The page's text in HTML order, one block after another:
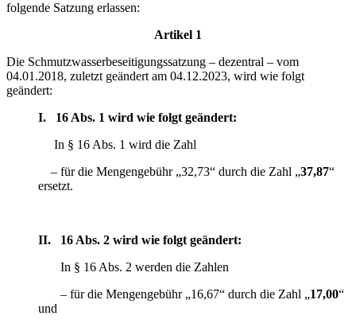
folgende Satzung erlassen:
Artikel 1
Die Schmutzwasserbeseitigungssatzung – dezentral – vom
04.01.2018, zuletzt geändert am 04.12.2023, wird wie folgt
geändert:
I. 16 Abs. 1 wird wie folgt geändert:
In § 16 Abs. 1 wird die Zahl
– für die Mengengebühr „32,73“ durch die Zahl „37,87“
ersetzt.
II. 16 Abs. 2 wird wie folgt geändert:
In § 16 Abs. 2 werden die Zahlen
– für die Mengengebühr „16,67“ durch die Zahl „17,00“
und